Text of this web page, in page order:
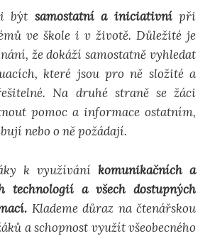
být samostatní a iniciativnípři
ve škole i v životě. Důležité je
že dokáží samostatně vyhledat
které jsou pro ně složité a
Na druhé straně se žáci
pomoc a informace ostatním,
nebo o ně požádají.
k využívání komunikačních a
technologií a všech dostupných
Klademe důraz na čtenářskou
a schopnost využít všeobecného